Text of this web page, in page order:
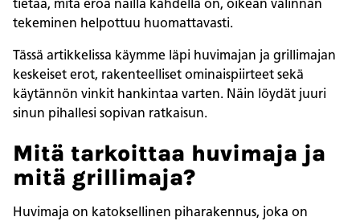
tietää, mitä eroa näillä kahdella on, oikean valinnan
tekeminen helpottuu huomattavasti.
Tässä artikkelissa käymme läpi huvimajan ja grillimajan
keskeiset erot, rakenteelliset ominaispiirteet sekä
käytännön vinkit hankintaa varten. Näin löydät juuri
sinun pihallesi sopivan ratkaisun.
Mitä tarkoittaa huvimaja ja
mitä grillimaja?
Huvimaja on katoksellinen piharakennus, joka on